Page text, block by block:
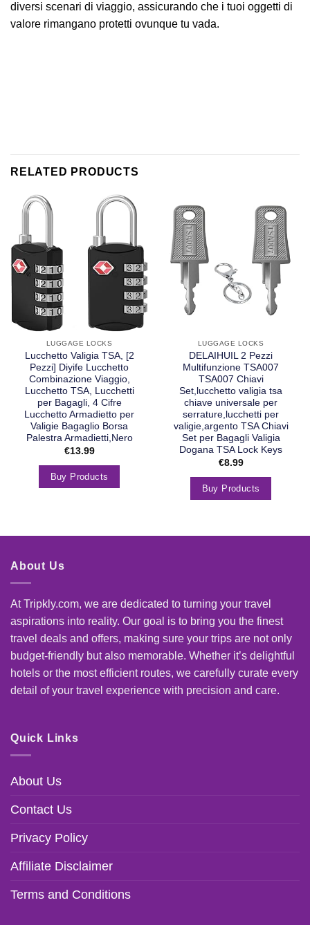
diversi scenari di viaggio, assicurando che i tuoi oggetti di
valore rimangano protetti ovunque tu vada.
RELATED PRODUCTS
LUGGAGE LOCKS
Lucchetto Valigia TSA, [2
Pezzi] Diyife Lucchetto
Combinazione Viaggio,
Lucchetto TSA, Lucchetti
per Bagagli, 4 Cifre
Lucchetto Armadietto per
Valigie Bagaglio Borsa
Palestra Armadietti,Nero
€13.99
Buy Products
LUGGAGE LOCKS
DELAIHUIL 2 Pezzi
Multifunzione TSA007
TSA007 Chiavi
Set,lucchetto valigia tsa
chiave universale per
serrature,lucchetti per
valigie,argento TSA Chiavi
Set per Bagagli Valigia
Dogana TSA Lock Keys
€8.99
Buy Products
About Us
At Tripkly.com, we are dedicated to turning your travel
aspirations into reality. Our goal is to bring you the finest
travel deals and offers, making sure your trips are not only
budget-friendly but also memorable. Whether it’s delightful
hotels or the most efficient routes, we carefully curate every
detail of your travel experience with precision and care.
Quick Links
About Us
Contact Us
Privacy Policy
Affiliate Disclaimer
Terms and Conditions